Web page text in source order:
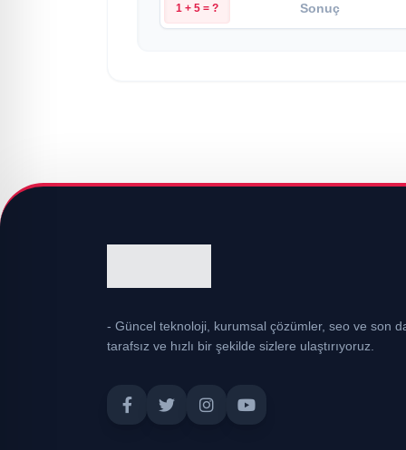
1 + 5 = ?
- Güncel teknoloji, kurumsal çözümler, seo ve son
tarafsız ve hızlı bir şekilde sizlere ulaştırıyoruz.